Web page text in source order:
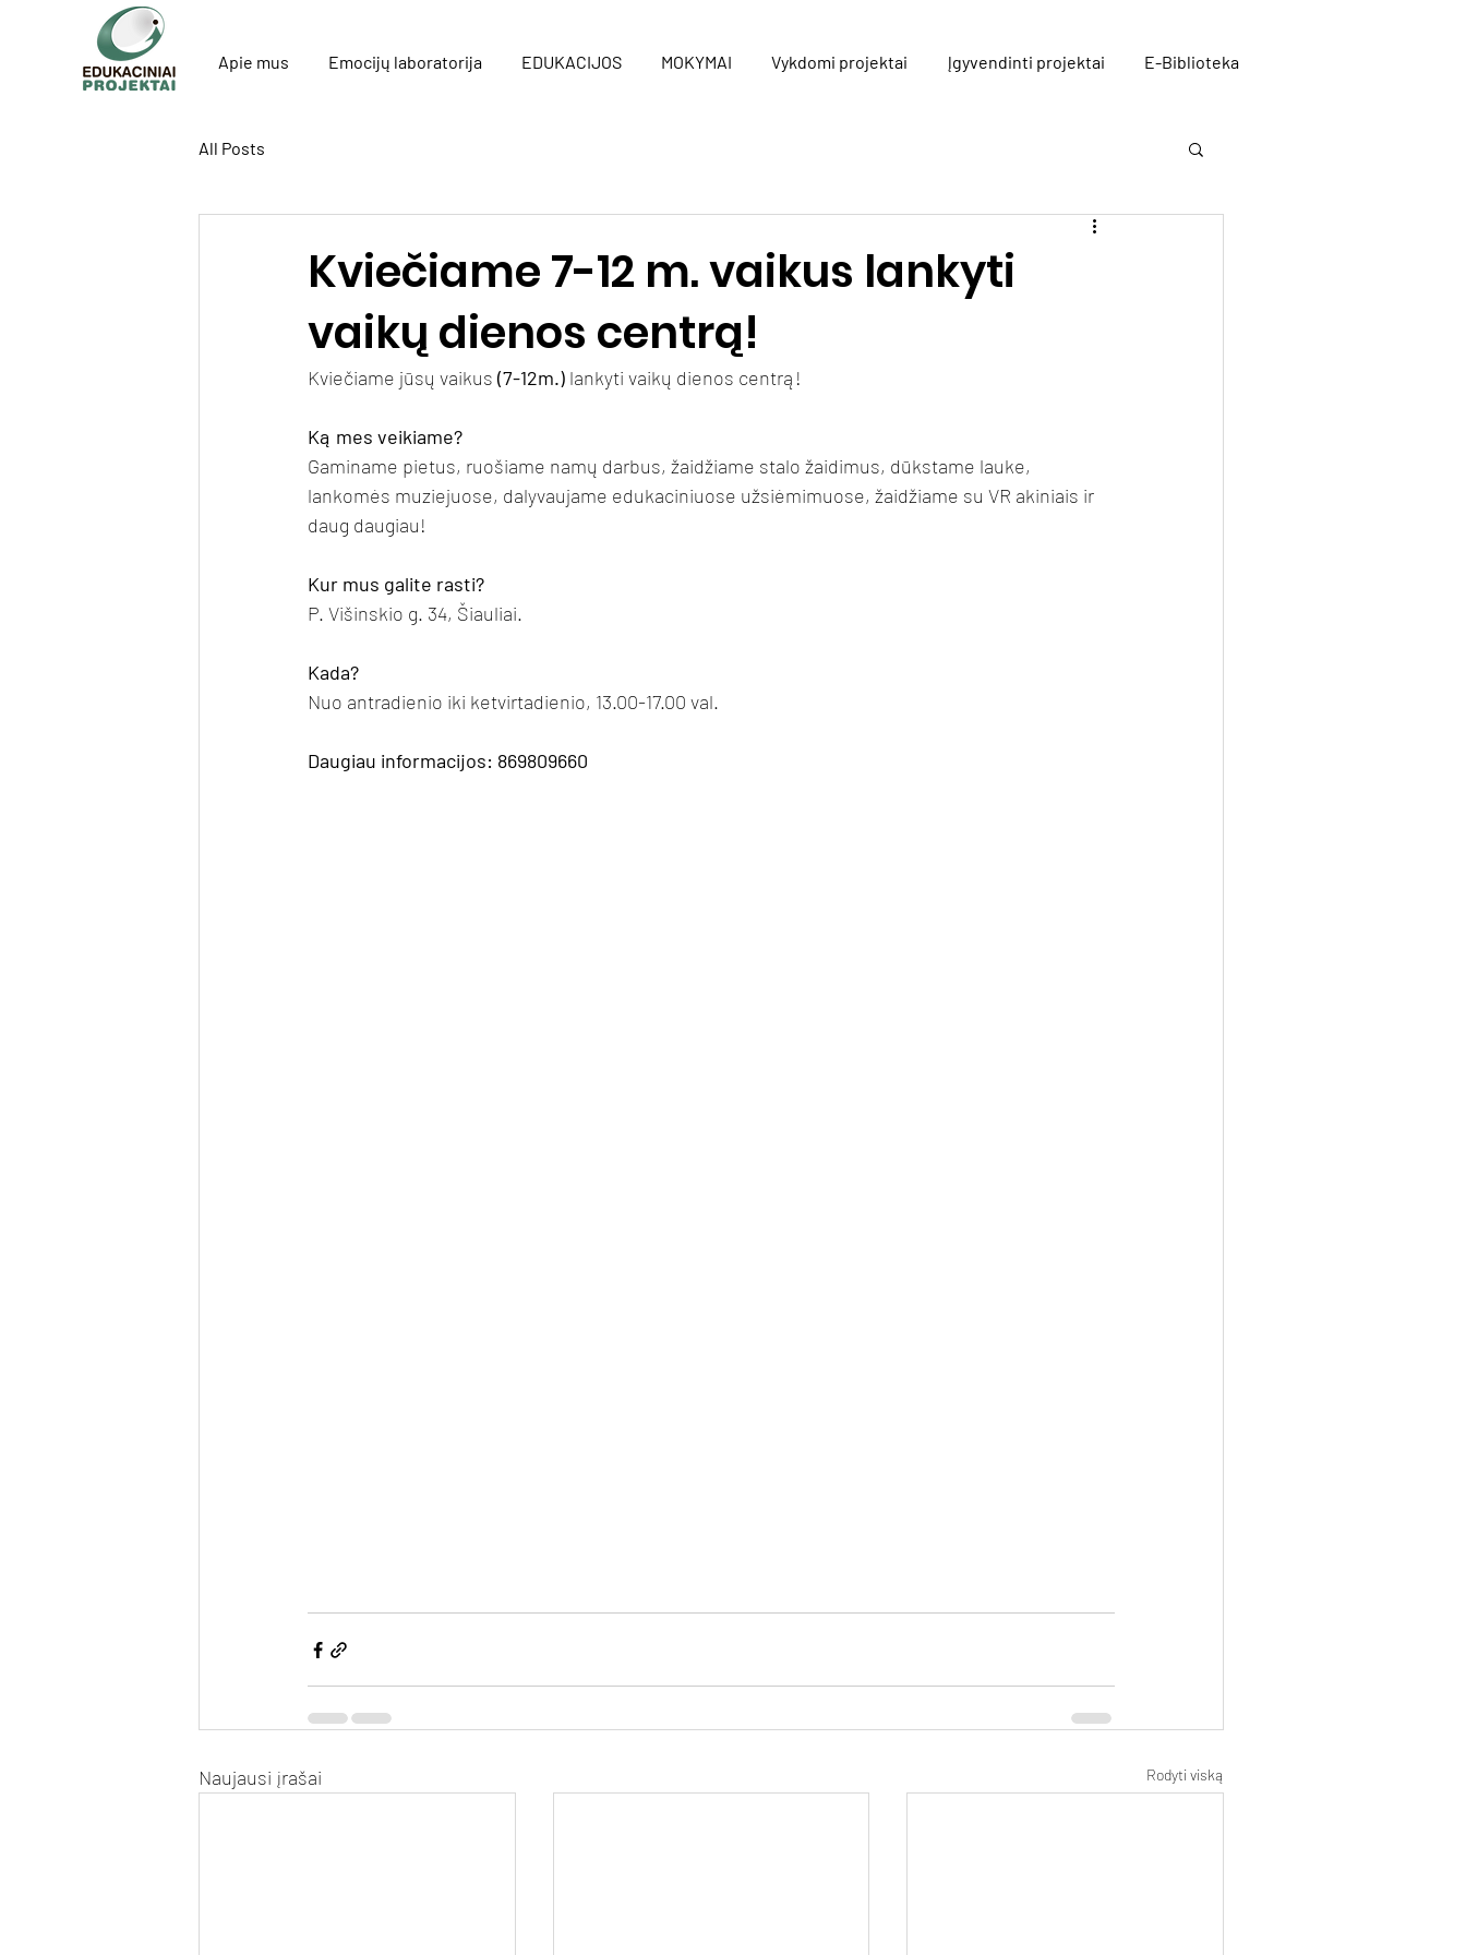
Apie mus Emocijų laboratorija EDUKACIJOS MOKYMAI Vykdomi projektai Įgyvendinti projektai E-Biblioteka
All Posts
Kviečiame 7-12 m. vaikus lankyti
vaikų dienos centrą!
Kviečiame jūsų vaikus (7-12m.) lankyti vaikų dienos centrą!
Ką mes veikiame?
Gaminame pietus, ruošiame namų darbus, žaidžiame stalo žaidimus, dūkstame lauke,
lankomės muziejuose, dalyvaujame edukaciniuose užsiėmimuose, žaidžiame su VR akiniais ir
daug daugiau!
Kur mus galite rasti?
P. Višinskio g. 34, Šiauliai.
Kada?
Nuo antradienio iki ketvirtadienio, 13.00-17.00 val.
Daugiau informacijos: 869809660
Naujausi įrašai Rodyti viską